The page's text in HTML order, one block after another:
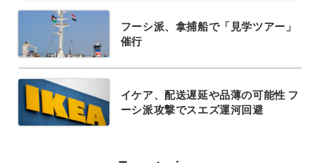
フーシ派、拿捕船で「見学ツアー」
催行
イケア、配送遅延や品薄の可能性 フ
ーシ派攻撃でスエズ運河回避